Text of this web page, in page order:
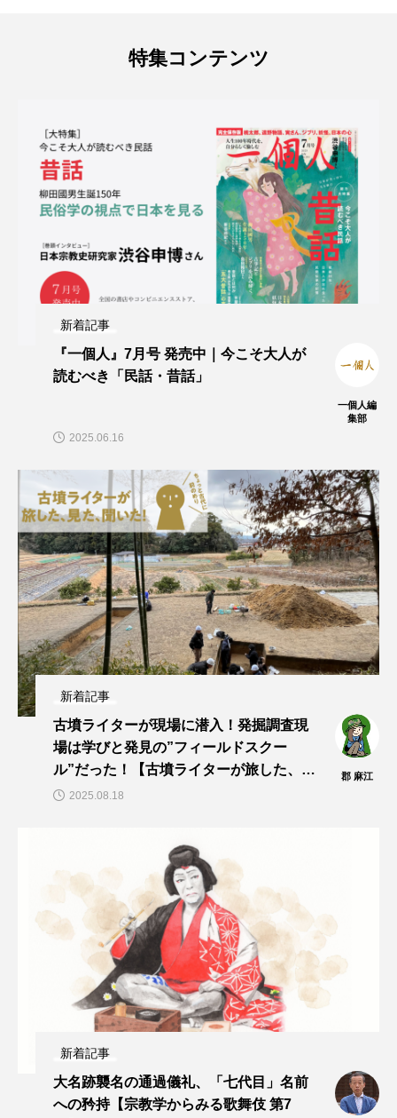
特集コンテンツ
新着記事
『一個人』7月号 発売中｜今こそ大人が
読むべき「民話・昔話」
一個人編
集部
2025.06.16
新着記事
古墳ライターが現場に潜入！発掘調査現
場は学びと発見の”フィールドスクー
ル”だった！【古墳ライターが旅した、見
た、聞いた！vol.13】
郡 麻江
2025.08.18
新着記事
大名跡襲名の通過儀礼、「七代目」名前
への矜持【宗教学からみる歌舞伎 第7